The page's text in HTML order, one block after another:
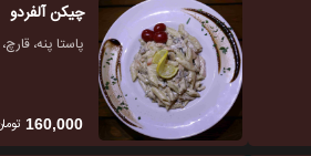
چیکن آلفردو
پاستا پنه،
160,000